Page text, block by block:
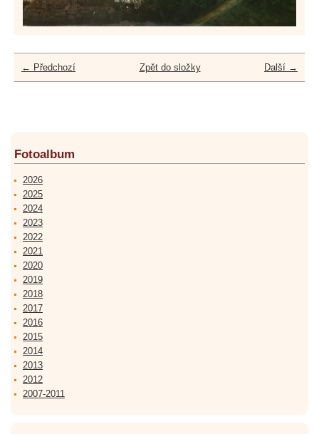
← Předchozí Další →
Zpět do složky
Fotoalbum
2026
2025
2024
2023
2022
2021
2020
2019
2018
2017
2016
2015
2014
2013
2012
2007-2011